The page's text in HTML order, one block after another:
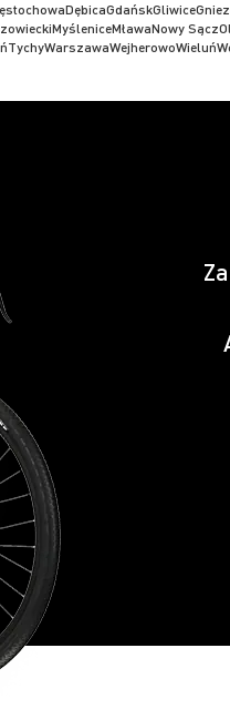
DębicaGdańskGliwice
MyśleniceMławaNowy Sącz
TychyWarszawaWejherowoWieluń